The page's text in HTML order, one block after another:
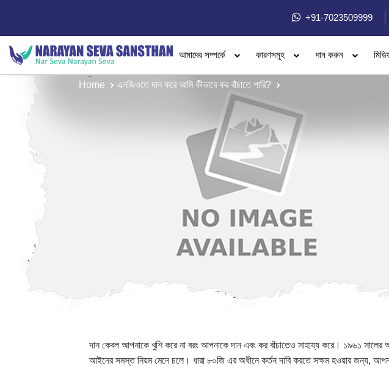
+91-7023509999
আমাদের সম্পর্কে কারণসমূহ দান করুন
Home এনজিওতে দান করে আমি কীভাবে কর বাঁচাতে পারি?
দান কেবল আপনাকে খুশি করে না বরং আপনাকে দান এবং কর বাঁচাতেও সাহায্য করে। ১৯৬১
আইনের সমস্ত নিয়ম মেনে চলে। ধারা ৮০জি এর অধীনে কর্তন দাবি করতে সক্ষম হওয়ার জন্য,